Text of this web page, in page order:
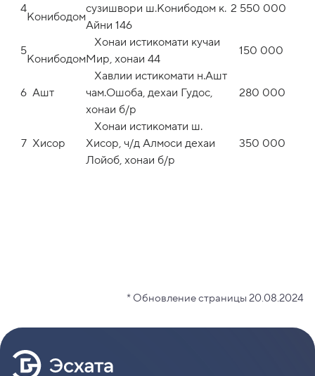
4
Конибодом
сузишвори ш.Конибодом к.
Айни 146
2 550 000
5
Конибодом
Хонаи истикомати кучаи
Мир, хонаи 44
150 000
6 Ашт
Хавлии истикомати н.Ашт
чам.Ошоба, дехаи Гудос,
хонаи б/р
280 000
7 Хисор
Хонаи истикомати ш.
Хисор, ч/д Алмоси дехаи
Лойоб, хонаи б/р
350 000
* Обновление страницы 20.08.2024